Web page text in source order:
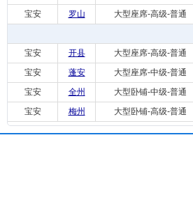
宝安
罗山 大型座席-高级-普通
宝安
开县 大型座席-高级-普通
宝安
蓬安 大型座席-中级-普通
宝安
全州 大型卧铺-中级-普通
宝安
梅州 大型卧铺-高级-普通